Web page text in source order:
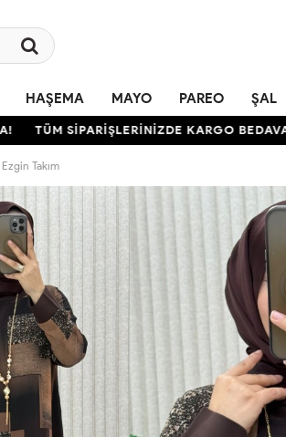
HAŞEMA MAYO PAREO ŞAL
TÜM SİPARİŞLERİNİZDE KARGO BEDAVA!
Ezgin Takım